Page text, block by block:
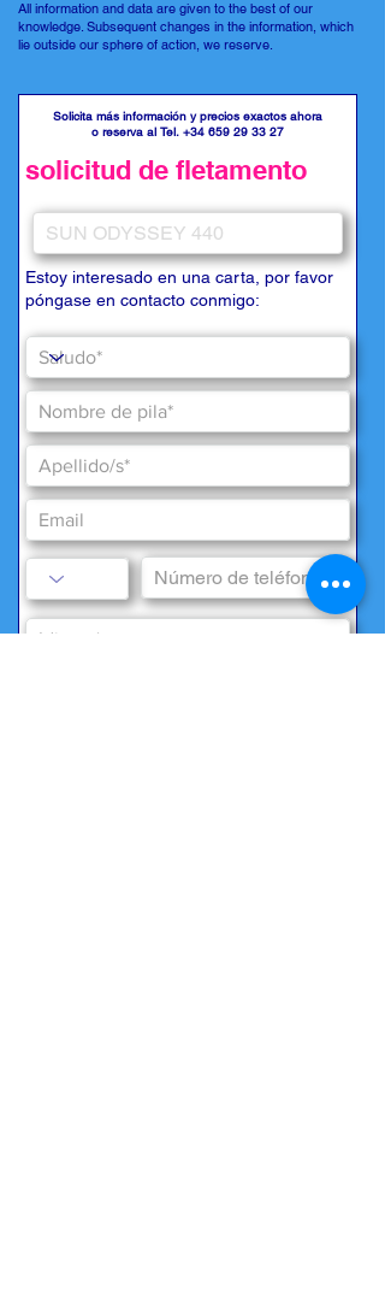
All information and data are given to the best of our
knowledge. Subsequent changes in the information, which
lie outside our sphere of action, we reserve.
Solicita más información y precios exactos ahora
o reserva al Tel. +34 659 29 33 27
solicitud de fletamento
Estoy interesado en una carta, por favor
póngase en contacto conmigo: